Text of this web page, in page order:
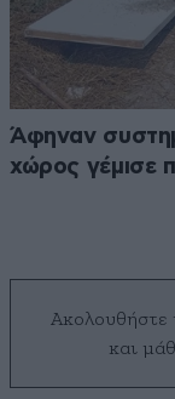
Άφηναν
χώρος γέμισε
Ακολουθήστε
και